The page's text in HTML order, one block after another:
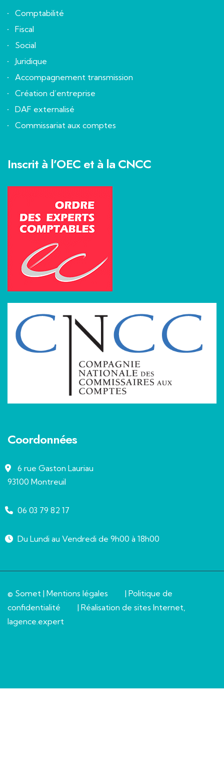
Comptabilité
Fiscal
Social
Juridique
Accompagnement transmission
Création d’entreprise
DAF externalisé
Commissariat aux comptes
Inscrit à l’OEC et à la CNCC
Coordonnées
6 rue Gaston Lauriau
93100 Montreuil
06 03 79 82 17
Du Lundi au Vendredi de 9h00 à 18h00
© Somet | Mentions légales | Politique de
confidentialité
| Réalisation de sites Internet,
lagence.expert